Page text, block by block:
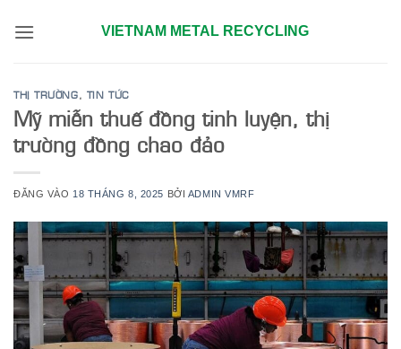
qua
VIETNAM METAL RECYCLING
THỊ TRƯỜNG, TIN TỨC
Mỹ miễn thuế đồng tinh luyện, thị
trường đồng chao đảo
ĐĂNG VÀO 18 THÁNG 8, 2025 BỞI ADMIN VMRF